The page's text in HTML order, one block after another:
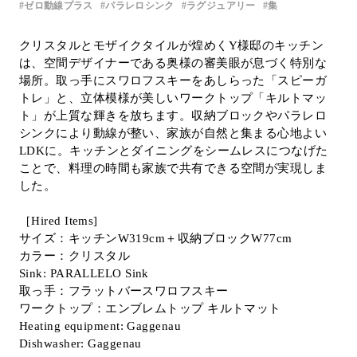
Support
LANGUAGE :​ ​EN
JP
CN
Online Estimate
ゼロ動線プラス パラレロシンク ラグジュアリー 集
クリスタルとモザイクタイルが煌めくY様邸のキッチン
は、空間デザイナーである奥様の審美眼が息づく特別な
場所。取っ手にスワロフスキーをあしらった「スピーガ
トレ」と、立体模様が美しいワークトップ「キルトマッ
ト」が上質な輝きを放ちます。収納ブロックやパラレロ
シンクにより動線が整い、家族が自然と集まる心地よい
LDKに。キッチンとダイニングをシームレスにつなげた
ことで、料理の時間も家族で共有できる空間が実現しま
した。
［Hired Items]
サイズ：キッチンW319cm＋収納ブロックW77cm
カラー：クリスタル
Sink: PARALLELO Sink
取っ手：フラットバースワロフスキー
ワークトップ：エンブレムトップ キルトマット
Heating equipment: Gaggenau
Dishwasher: Gaggenau